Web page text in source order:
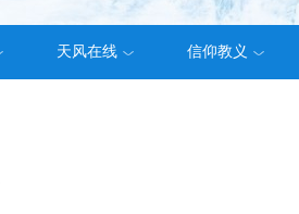
天风在线 信仰教义